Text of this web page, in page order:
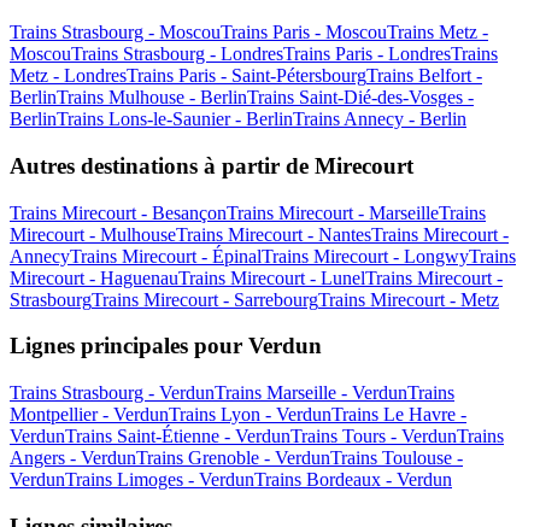
Trains Strasbourg - MoscouTrains Paris - MoscouTrains Metz -
MoscouTrains Strasbourg - LondresTrains Paris - LondresTrains
Metz - LondresTrains Paris - Saint-PétersbourgTrains Belfort -
BerlinTrains Mulhouse - BerlinTrains Saint-Dié-des-Vosges -
BerlinTrains Lons-le-Saunier - BerlinTrains Annecy - Berlin
Autres destinations à partir de Mirecourt
Trains Mirecourt - BesançonTrains Mirecourt - MarseilleTrains
Mirecourt - MulhouseTrains Mirecourt - NantesTrains Mirecourt -
AnnecyTrains Mirecourt - ÉpinalTrains Mirecourt - LongwyTrains
Mirecourt - HaguenauTrains Mirecourt - LunelTrains Mirecourt -
StrasbourgTrains Mirecourt - SarrebourgTrains Mirecourt - Metz
Lignes principales pour Verdun
Trains Strasbourg - VerdunTrains Marseille - VerdunTrains
Montpellier - VerdunTrains Lyon - VerdunTrains Le Havre -
VerdunTrains Saint-Étienne - VerdunTrains Tours - VerdunTrains
Angers - VerdunTrains Grenoble - VerdunTrains Toulouse -
VerdunTrains Limoges - VerdunTrains Bordeaux - Verdun